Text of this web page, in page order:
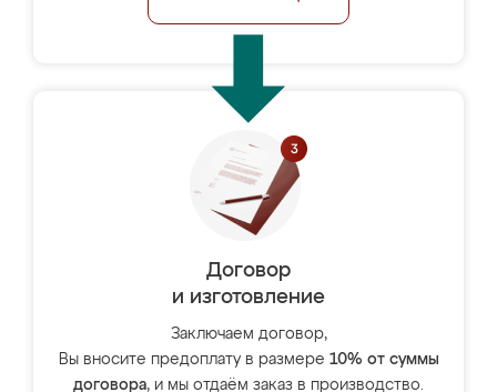
Договор
и изготовление
Заключаем договор,
Вы вносите предоплату в размере 10% от суммы
договора, и мы отдаём заказ в производство.